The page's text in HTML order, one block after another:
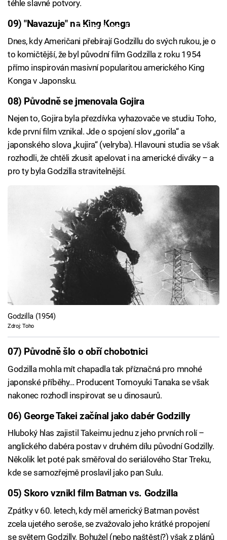
téhle slavné potvory.
Failed to fetch
09) "Navazuje" na King Konga
Dnes, kdy Američani přebírají Godzillu do svých rukou, je o
to komičtější, že byl původní film Godzilla z roku 1954
přímo inspirován masivní popularitou amerického King
Konga v Japonsku.
08) Původně se jmenovala Gojira
Nejen to, Gojira byla přezdívka vyhazovače ve studiu Toho,
kde první film vznikal. Jde o spojení slov „gorila“ a
japonského slova „kujira“ (velryba). Hlavouni studia se však
rozhodli, že chtěli zkusit apelovat i na americké diváky – a
pro ty byla Godzilla stravitelnější.
Godzilla (1954)
Zdroj: Toho
07) Původně šlo o obří chobotnici
Godzilla mohla mít chapadla tak příznačná pro mnohé
japonské příběhy… Producent Tomoyuki Tanaka se však
nakonec rozhodl inspirovat se u dinosaurů.
06) George Takei začínal jako dabér Godzilly
Hluboký hlas zajistil Takeimu jednu z jeho prvních rolí –
anglického dabéra postav v druhém dílu původní Godzilly.
Několik let poté pak směřoval do seriálového Star Treku,
kde se samozřejmě proslavil jako pan Sulu.
05) Skoro vznikl film Batman vs. Godzilla
Zpátky v 60. letech, kdy měl americký Batman pověst
zcela ujetého seroše, se zvažovalo jeho krátké propojení
se světem Godzilly. Bohužel (nebo naštěstí?) však z plánů